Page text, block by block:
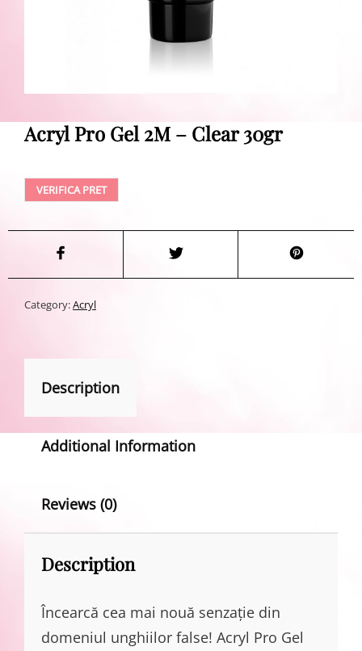
Acryl Pro Gel 2M – Clear 30gr
VERIFICA PRET
Category:Acryl
Description
Additional Information
Reviews (0)
Description
Încearcă cea mai nouă senzație din
domeniul unghiilor false! Acryl Pro Gel